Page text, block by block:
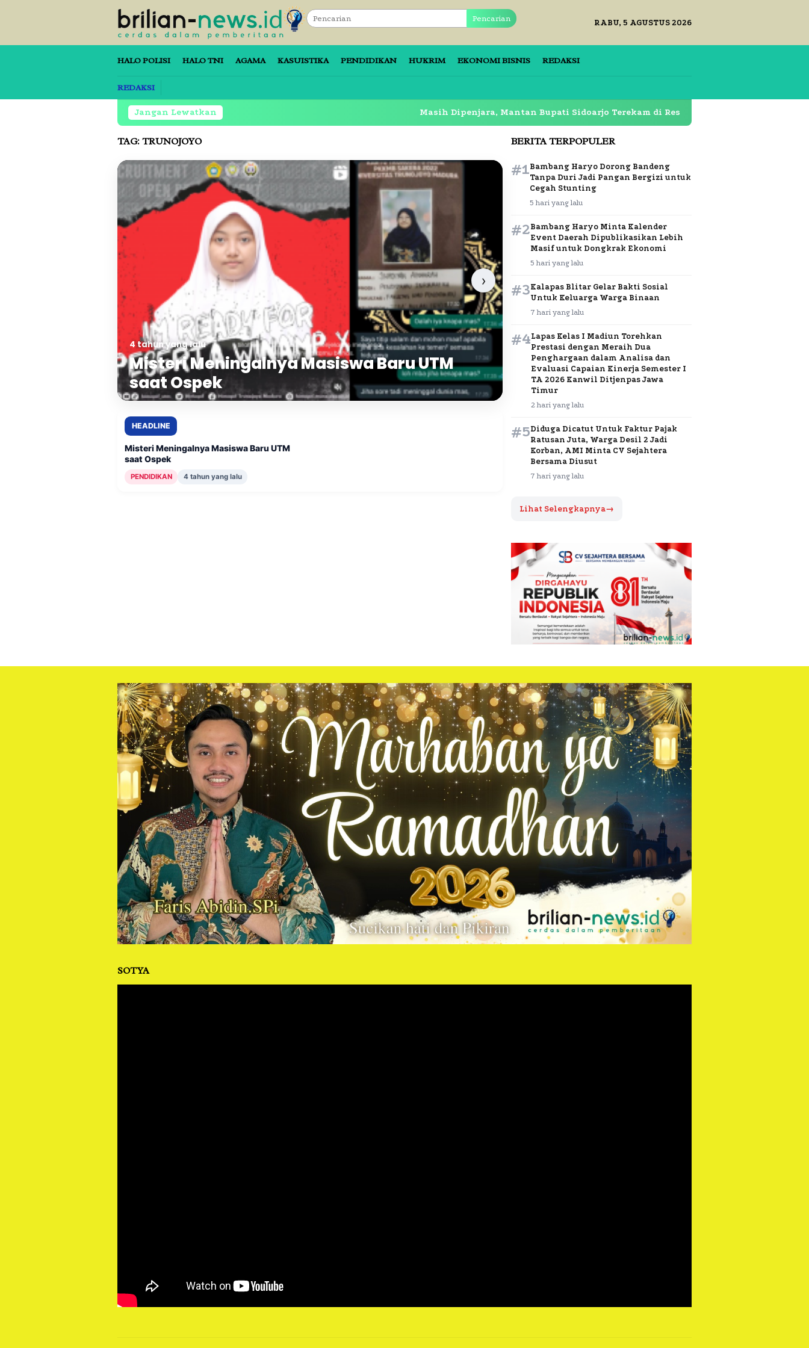
Pencarian RABU, 5 AGUSTUS 2026
HALO POLISI HALO TNI AGAMA KASUISTIKA PENDIDIKAN HUKRIM EKONOMI BISNIS REDAKSI
REDAKSI
Jangan Lewatkan Masih Dipenjara, Mantan Bupati Sidoarjo Terekam di Restoran Lapas Klas 1 Surabaya
TAG: TRUNOJOYO
4 tahun yang lalu
Misteri Meningalnya Masiswa Baru UTM
saat Ospek
HEADLINE
Misteri Meningalnya Masiswa Baru UTM
saat Ospek
PENDIDIKAN 4 tahun yang lalu
BERITA TERPOPULER
#1Bambang Haryo Dorong Bandeng
Tanpa Duri Jadi Pangan Bergizi untuk
Cegah Stunting
5 hari yang lalu
#2Bambang Haryo Minta Kalender
Event Daerah Dipublikasikan Lebih
Masif untuk Dongkrak Ekonomi
5 hari yang lalu
#3Kalapas Blitar Gelar Bakti Sosial
Untuk Keluarga Warga Binaan
7 hari yang lalu
#4Lapas Kelas I Madiun Torehkan
Prestasi dengan Meraih Dua
Penghargaan dalam Analisa dan
Evaluasi Capaian Kinerja Semester I
TA 2026 Kanwil Ditjenpas Jawa
Timur
2 hari yang lalu
#5Diduga Dicatut Untuk Faktur Pajak
Ratusan Juta, Warga Desil 2 Jadi
Korban, AMI Minta CV Sejahtera
Bersama Diusut
7 hari yang lalu
Lihat Selengkapnya→
SOTYA